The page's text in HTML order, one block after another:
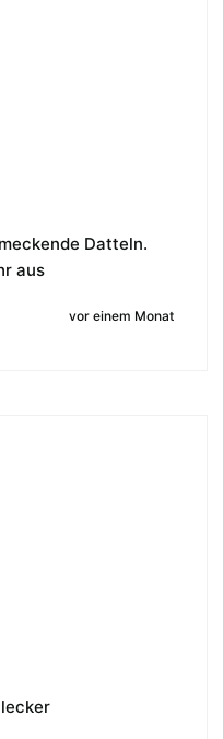
Datteln.
aus
vor einem Monat